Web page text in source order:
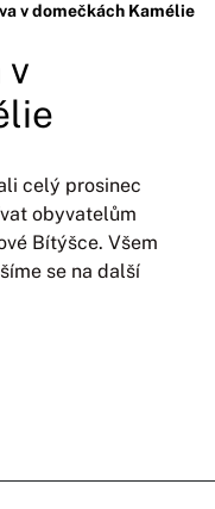
v domečkách Kamélie
v
celý prosinec
obyvatelům
Bítýšce. Všem
se na další